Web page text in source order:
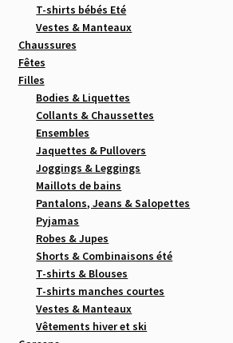
T-shirts bébés Eté
Vestes & Manteaux
Chaussures
Fêtes
Filles
Bodies & Liquettes
Collants & Chaussettes
Ensembles
Jaquettes & Pullovers
Joggings & Leggings
Maillots de bains
Pantalons, Jeans & Salopettes
Pyjamas
Robes & Jupes
Shorts & Combinaisons été
T-shirts & Blouses
T-shirts manches courtes
Vestes & Manteaux
Vêtements hiver et ski